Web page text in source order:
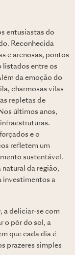
entusiastas do
Reconhecida
e arenosas, pontos
listados entre os
da emoção do
charmosas vilas
repletas de
últimos anos,
e o
refletem um
sustentável.
natural da região,
investimentos a
a deliciar-se com
o pôr do sol, a
que cada dia é
prazeres simples